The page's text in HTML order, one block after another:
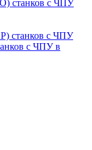
станков с ЧПУ
станков с ЧПУ
с ЧПУ в